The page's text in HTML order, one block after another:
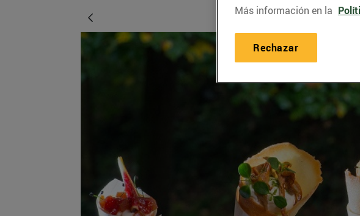
Más información en la
Rechazar